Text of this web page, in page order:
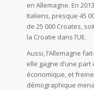
en Allemagne. En
Italiens, presque 45
de 25 000 Croates,
la Croatie dans l’UE.
Aussi, l’Allemagne
elle gagne d’une
économique, et
démographique